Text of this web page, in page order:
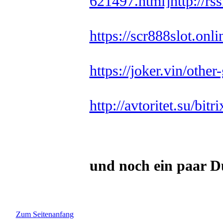
https://
https://joker.vin/
http://avtoritet.su/
und noch ein paar
Zum Seitenanfang